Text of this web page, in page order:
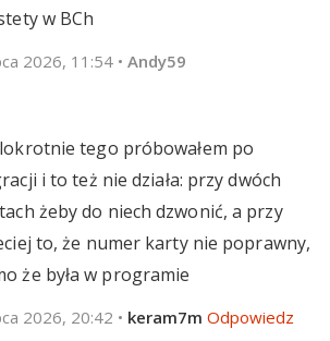
w BCh
2026, 11:54 • Andy59
tego próbowałem po
i to też nie działa: przy dwóch
żeby do niech dzwonić, a przy
to, że numer karty nie poprawny,
że była w programie
2026, 20:42 • keram7m Odpowiedz